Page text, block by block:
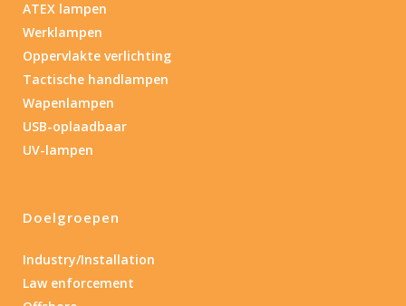
ATEX lampen
Werklampen
Oppervlakte verlichting
Tactische handlampen
Wapenlampen
USB-oplaadbaar
UV-lampen
Doelgroepen
Industry/Installation
Law enforcement